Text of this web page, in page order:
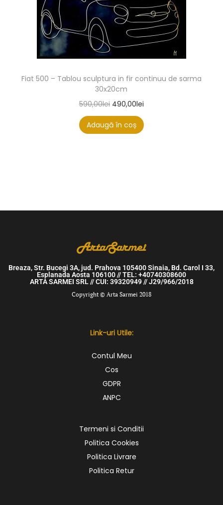
Fiat 500 – Tablou sculptura in fir continuu de sarma
30x20cm
590,00lei 490,00lei
Adaugă în coș
Breaza, Str. Bucegi 3A, jud. Prahova 105400 Sinaia, Bd. Carol I 33,
Esplanada Aosta 106100 // TEL: +40740308600
ARTA SARMEI SRL // CUI: 39320949 // J29/966/2018
Copyright © Arta Sarmei 2018
Link-uri Utile:
Contul Meu
Cos
GDPR
ANPC
Termeni si Conditii
Politica Cookies
Politica Livrare
Politica Retur